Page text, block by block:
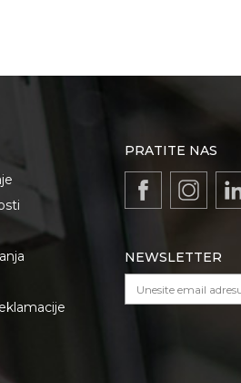
PRATITE NAS
NEWSLETTER